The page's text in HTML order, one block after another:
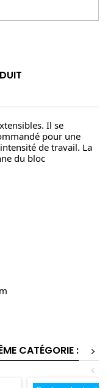
. Il se
pour une
de travail. La
du bloc
CATÉGORIE :
>
<